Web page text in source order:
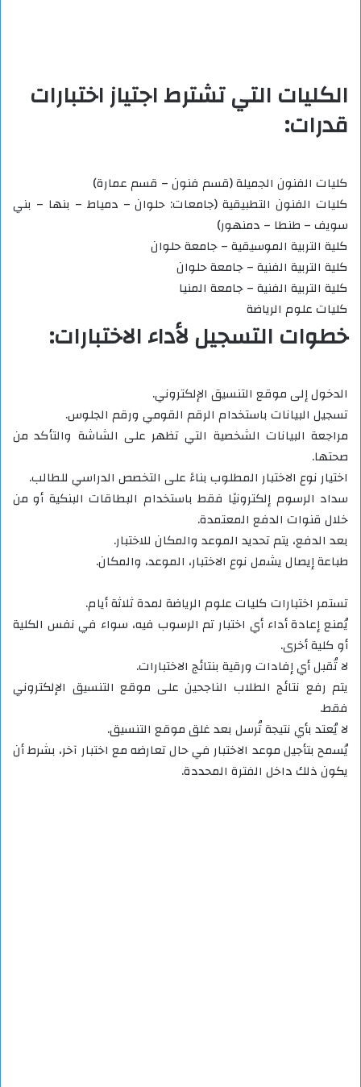
الكليات التي تشترط اجتياز اختبارات
قدرات:
كليات الفنون الجميلة (قسم فنون – قسم عمارة)
كليات الفنون التطبيقية (جامعات: حلوان – دمياط – بنها – بني
سويف – طنطا – دمنهور)
كلية التربية الموسيقية – جامعة حلوان
كلية التربية الفنية – جامعة حلوان
كلية التربية الفنية – جامعة المنيا
كليات علوم الرياضة
خطوات التسجيل لأداء الاختبارات:
الدخول إلى موقع التنسيق الإلكتروني.
تسجيل البيانات باستخدام الرقم القومي ورقم الجلوس.
مراجعة البيانات الشخصية التي تظهر على الشاشة والتأكد من
صحتها.
اختيار نوع الاختبار المطلوب بناءً على التخصص الدراسي للطالب.
سداد الرسوم إلكترونيًا فقط باستخدام البطاقات البنكية أو من
خلال قنوات الدفع المعتمدة.
بعد الدفع، يتم تحديد الموعد والمكان للاختبار.
طباعة إيصال يشمل نوع الاختبار، الموعد، والمكان.
تستمر اختبارات كليات علوم الرياضة لمدة ثلاثة أيام.
يُمنع إعادة أداء أي اختبار تم الرسوب فيه، سواء في نفس الكلية
أو كلية أخرى.
لا تُقبل أي إفادات ورقية بنتائج الاختبارات.
يتم رفع نتائج الطلاب الناجحين على موقع التنسيق الإلكتروني
فقط.
لا يُعتد بأي نتيجة تُرسل بعد غلق موقع التنسيق.
يُسمح بتأجيل موعد الاختبار في حال تعارضه مع اختبار آخر، بشرط أن
يكون ذلك داخل الفترة المحددة.